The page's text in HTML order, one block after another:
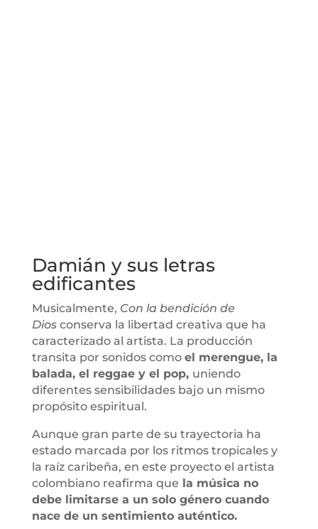
Damián y sus letras
edificantes
Musicalmente, Con la bendición de
Diosconserva la libertad creativa que ha
caracterizado al artista. La producción
transita por sonidos como el merengue, la
balada, el reggae y el pop, uniendo
diferentes sensibilidades bajo un mismo
propósito espiritual.
Aunque gran parte de su trayectoria ha
estado marcada por los ritmos tropicales y
la raíz caribeña, en este proyecto el artista
colombiano reafirma que la música no
debe limitarse a un solo género cuando
nace de un sentimiento auténtico.